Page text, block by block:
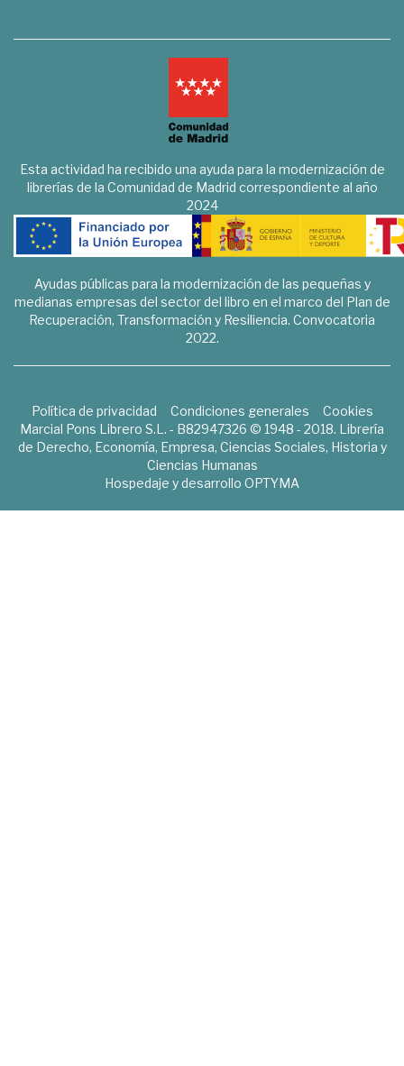
Esta actividad ha recibido una ayuda para la modernización de
librerías de la Comunidad de Madrid correspondiente al año
2024
Ayudas públicas para la modernización de las pequeñas y
medianas empresas del sector del libro en el marco del Plan de
Recuperación, Transformación y Resiliencia. Convocatoria
2022.
Política de privacidad Condiciones generales
Cookies
Marcial Pons Librero S.L. - B82947326 © 1948 - 2018. Librería
de Derecho, Economía, Empresa, Ciencias Sociales, Historia y
Ciencias Humanas
Hospedaje y desarrollo OPTYMA